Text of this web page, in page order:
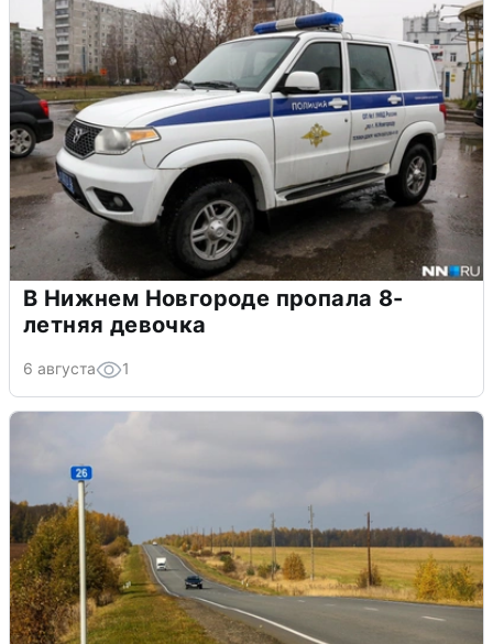
В Нижнем Новгороде пропала 8-
летняя девочка
6 августа 1